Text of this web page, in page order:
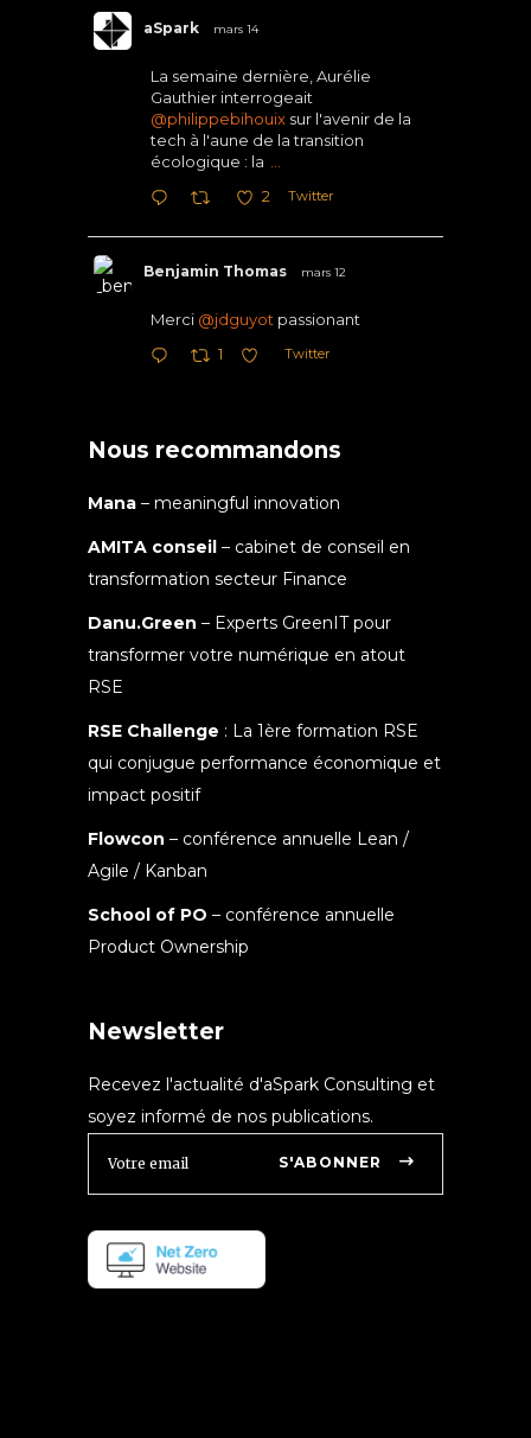
aSpark mars 14
La semaine dernière, Aurélie
Gauthier interrogeait
@philippebihouix sur l'avenir de la
tech à l'aune de la transition
écologique : la ...
2 Twitter
Benjamin Thomas mars 12
Merci @jdguyot passionant
1 Twitter
Nous recommandons
Mana – meaningful innovation
AMITA conseil – cabinet de conseil en
transformation secteur Finance
Danu.Green – Experts GreenIT pour
transformer votre numérique en atout
RSE
RSE Challenge : La 1ère formation RSE
qui conjugue performance économique et
impact positif
Flowcon – conférence annuelle Lean /
Agile / Kanban
School of PO – conférence annuelle
Product Ownership
Newsletter
Recevez l'actualité d'aSpark Consulting et
soyez informé de nos publications.
S'ABONNER